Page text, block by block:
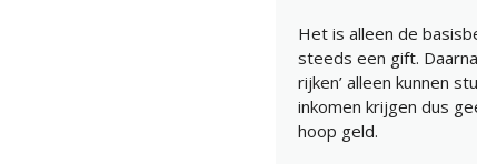
Het is alleen de
steeds een gift.
rijken’ alleen kunnen
inkomen krijgen dus
hoop geld.